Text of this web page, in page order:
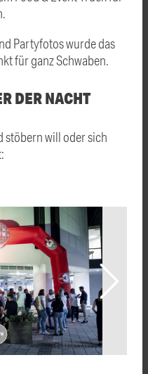
Partyfotos wurde das
für ganz Schwaben.
DER NACHT
stöbern will oder sich